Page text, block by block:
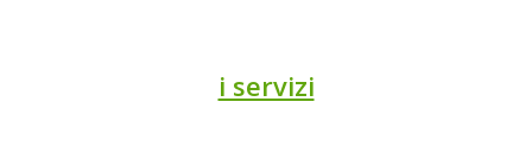
i servizi